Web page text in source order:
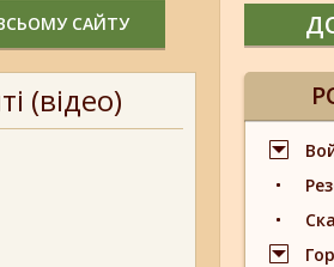
САЙТУ
(відео)